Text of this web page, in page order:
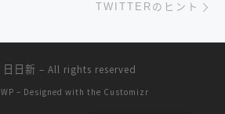
TWITTERのヒント
日日新 – All rights reserved
WP – Designed with the Customizr